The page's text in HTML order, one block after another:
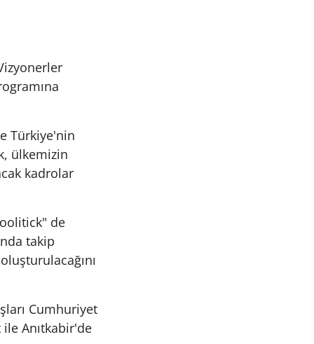
Türkiye'nin
ülkemizin
kadrolar
de
takip
Cumhuriyet
Anıtkabir'de